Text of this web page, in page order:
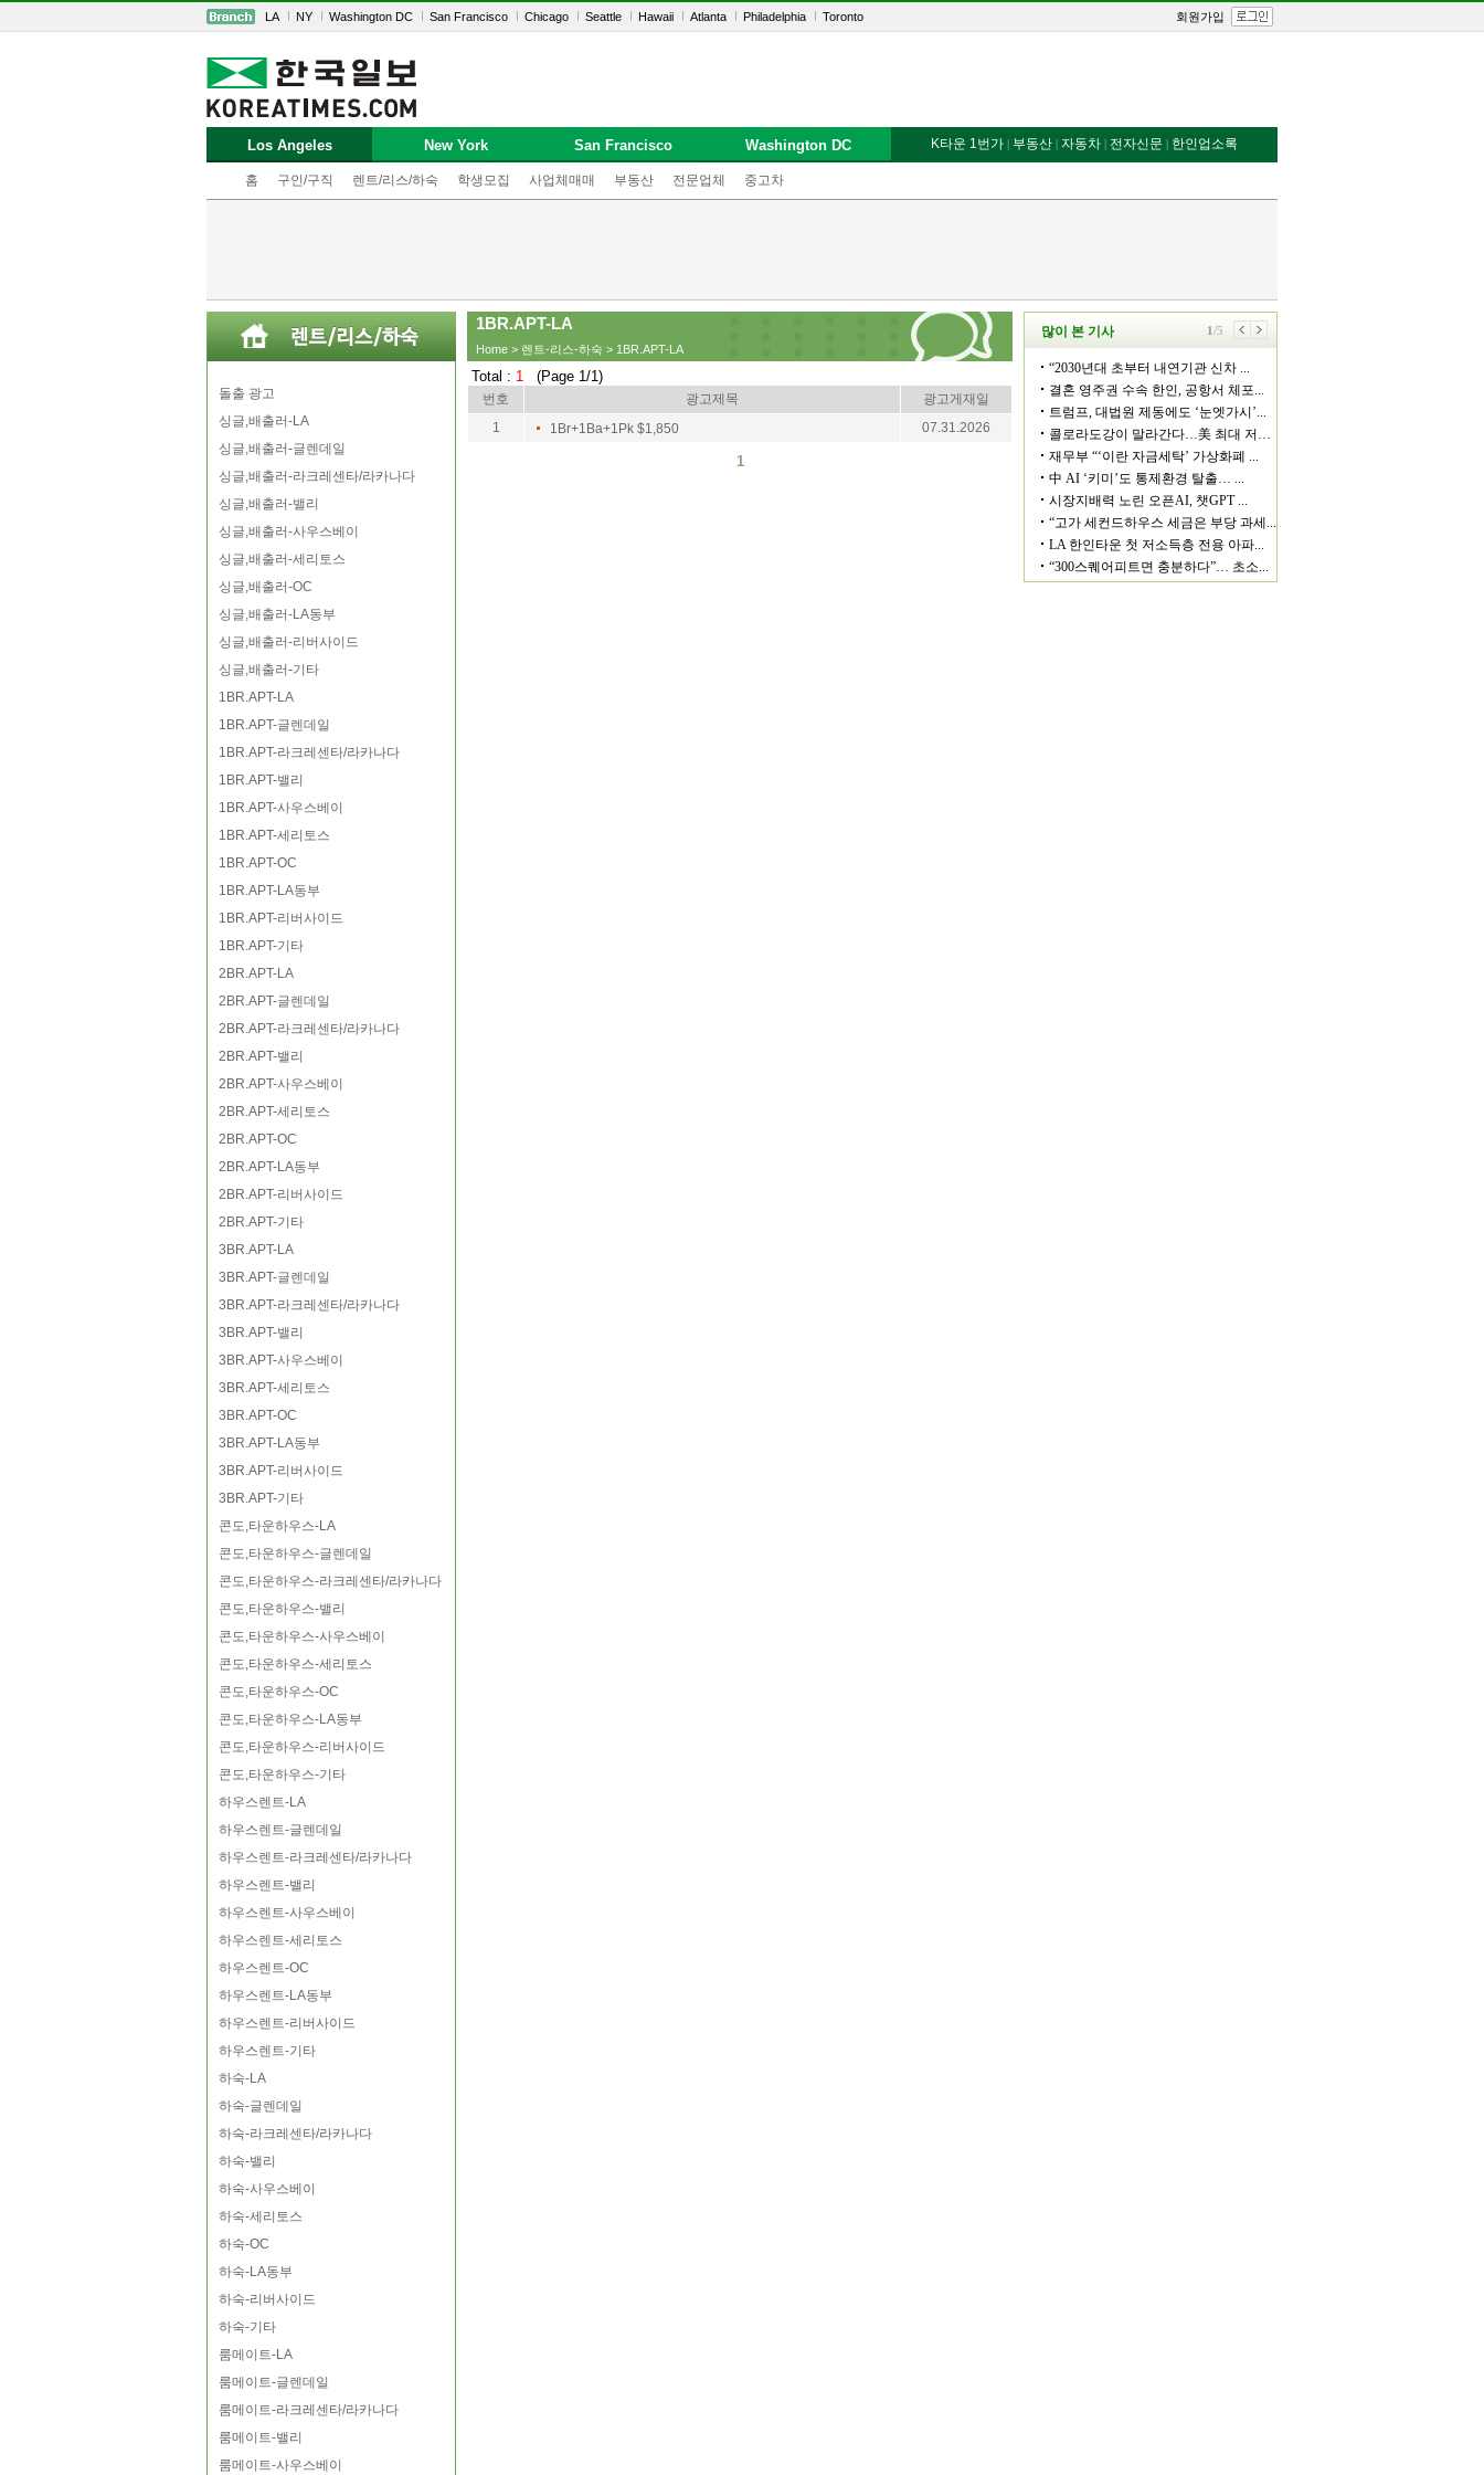
LA NY Washington DC San Francisco Chicago Seattle Hawaii Atlanta Philadelphia Toronto 회원가입
Los Angeles
홈 구인/구직 렌트/리스/하숙 학생모집 사업체매매 부동산 전문업체 중고차
New York San Francisco Washington DC K타운 1번가 | 부동산 | 자동차 | 전자신문 | 한인업소록
돌출 광고
싱글,배출러-LA
싱글,배출러-글렌데일
싱글,배출러-라크레센타/라카나다
싱글,배출러-밸리
싱글,배출러-사우스베이
싱글,배출러-세리토스
싱글,배출러-OC
싱글,배출러-LA동부
싱글,배출러-리버사이드
싱글,배출러-기타
1BR.APT-LA
1BR.APT-글렌데일
1BR.APT-라크레센타/라카나다
1BR.APT-밸리
1BR.APT-사우스베이
1BR.APT-세리토스
1BR.APT-OC
1BR.APT-LA동부
1BR.APT-리버사이드
1BR.APT-기타
2BR.APT-LA
2BR.APT-글렌데일
2BR.APT-라크레센타/라카나다
2BR.APT-밸리
2BR.APT-사우스베이
2BR.APT-세리토스
2BR.APT-OC
2BR.APT-LA동부
2BR.APT-리버사이드
2BR.APT-기타
3BR.APT-LA
3BR.APT-글렌데일
3BR.APT-라크레센타/라카나다
3BR.APT-밸리
3BR.APT-사우스베이
3BR.APT-세리토스
3BR.APT-OC
3BR.APT-LA동부
3BR.APT-리버사이드
3BR.APT-기타
콘도,타운하우스-LA
콘도,타운하우스-글렌데일
콘도,타운하우스-라크레센타/라카나다
콘도,타운하우스-밸리
콘도,타운하우스-사우스베이
콘도,타운하우스-세리토스
콘도,타운하우스-OC
콘도,타운하우스-LA동부
콘도,타운하우스-리버사이드
콘도,타운하우스-기타
하우스렌트-LA
하우스렌트-글렌데일
하우스렌트-라크레센타/라카나다
하우스렌트-밸리
하우스렌트-사우스베이
하우스렌트-세리토스
하우스렌트-OC
하우스렌트-LA동부
하우스렌트-리버사이드
하우스렌트-기타
하숙-LA
하숙-글렌데일
하숙-라크레센타/라카나다
하숙-밸리
하숙-사우스베이
하숙-세리토스
하숙-OC
하숙-LA동부
하숙-리버사이드
하숙-기타
룸메이트-LA
룸메이트-글렌데일
룸메이트-라크레센타/라카나다
룸메이트-밸리
룸메이트-사우스베이
1BR.APT-LA
Home > 렌트-리스-하숙 > 1BR.APT-LA
Total : 1 (Page 1/1)
번호 광고제목
광고게재일
1
1Br+1Ba+1Pk $1,850 07.31.2026
1